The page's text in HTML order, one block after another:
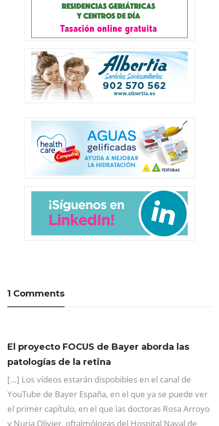
1 Comments
El proyecto FOCUS de Bayer aborda las
patologías de la retina
[…] Los vídeos estarán dispobibles en el canal de
YouTube de Bayer España, en el que ya se puede ver
el primer capítulo, en el que las doctoras Rosa Arroyo
y Nuria Olivier, oftalmólogas del Hospital Naval de